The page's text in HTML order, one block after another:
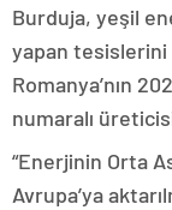
Burduja, yeşil
yapan
Romanya’nın
numaralı
“Enerjinin Orta
Avrupa’ya